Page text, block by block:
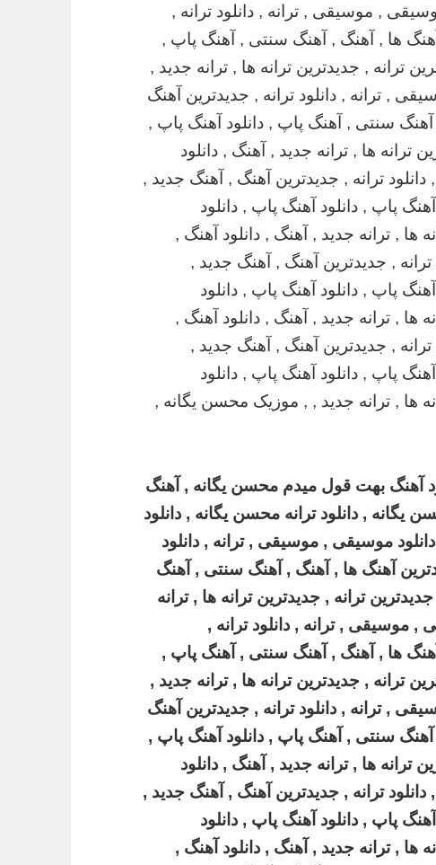
آهنگ بهت قول میدم محسن یگانه , آهنگ
, دانلود ترانه محسن یگانه , دانلود
موسیقی , موسیقی , ترانه , دانلود
آهنگ ها , آهنگ , آهنگ سنتی , آهنگ
ترانه , جدیدترین ترانه ها , ترانه
, موسیقی , ترانه , دانلود ترانه ,
ها , آهنگ , آهنگ سنتی , آهنگ پاپ ,
ترانه , جدیدترین ترانه ها , ترانه جدید ,
, ترانه , دانلود ترانه , جدیدترین آهنگ
سنتی , آهنگ پاپ , دانلود آهنگ پاپ ,
ترانه ها , ترانه جدید , آهنگ , دانلود
ترانه , جدیدترین آهنگ , آهنگ جدید ,
پاپ , دانلود آهنگ پاپ , دانلود
ها , ترانه جدید , آهنگ , دانلود آهنگ ,